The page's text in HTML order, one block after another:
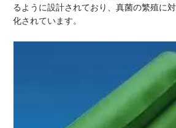
るように設計されており、真菌の繁殖に
化されています。